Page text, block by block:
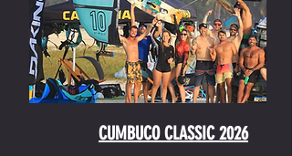
CUMBUCO CLASSIC 2026